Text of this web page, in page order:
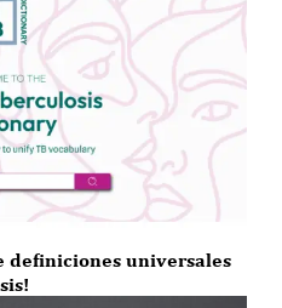
definiciones universales